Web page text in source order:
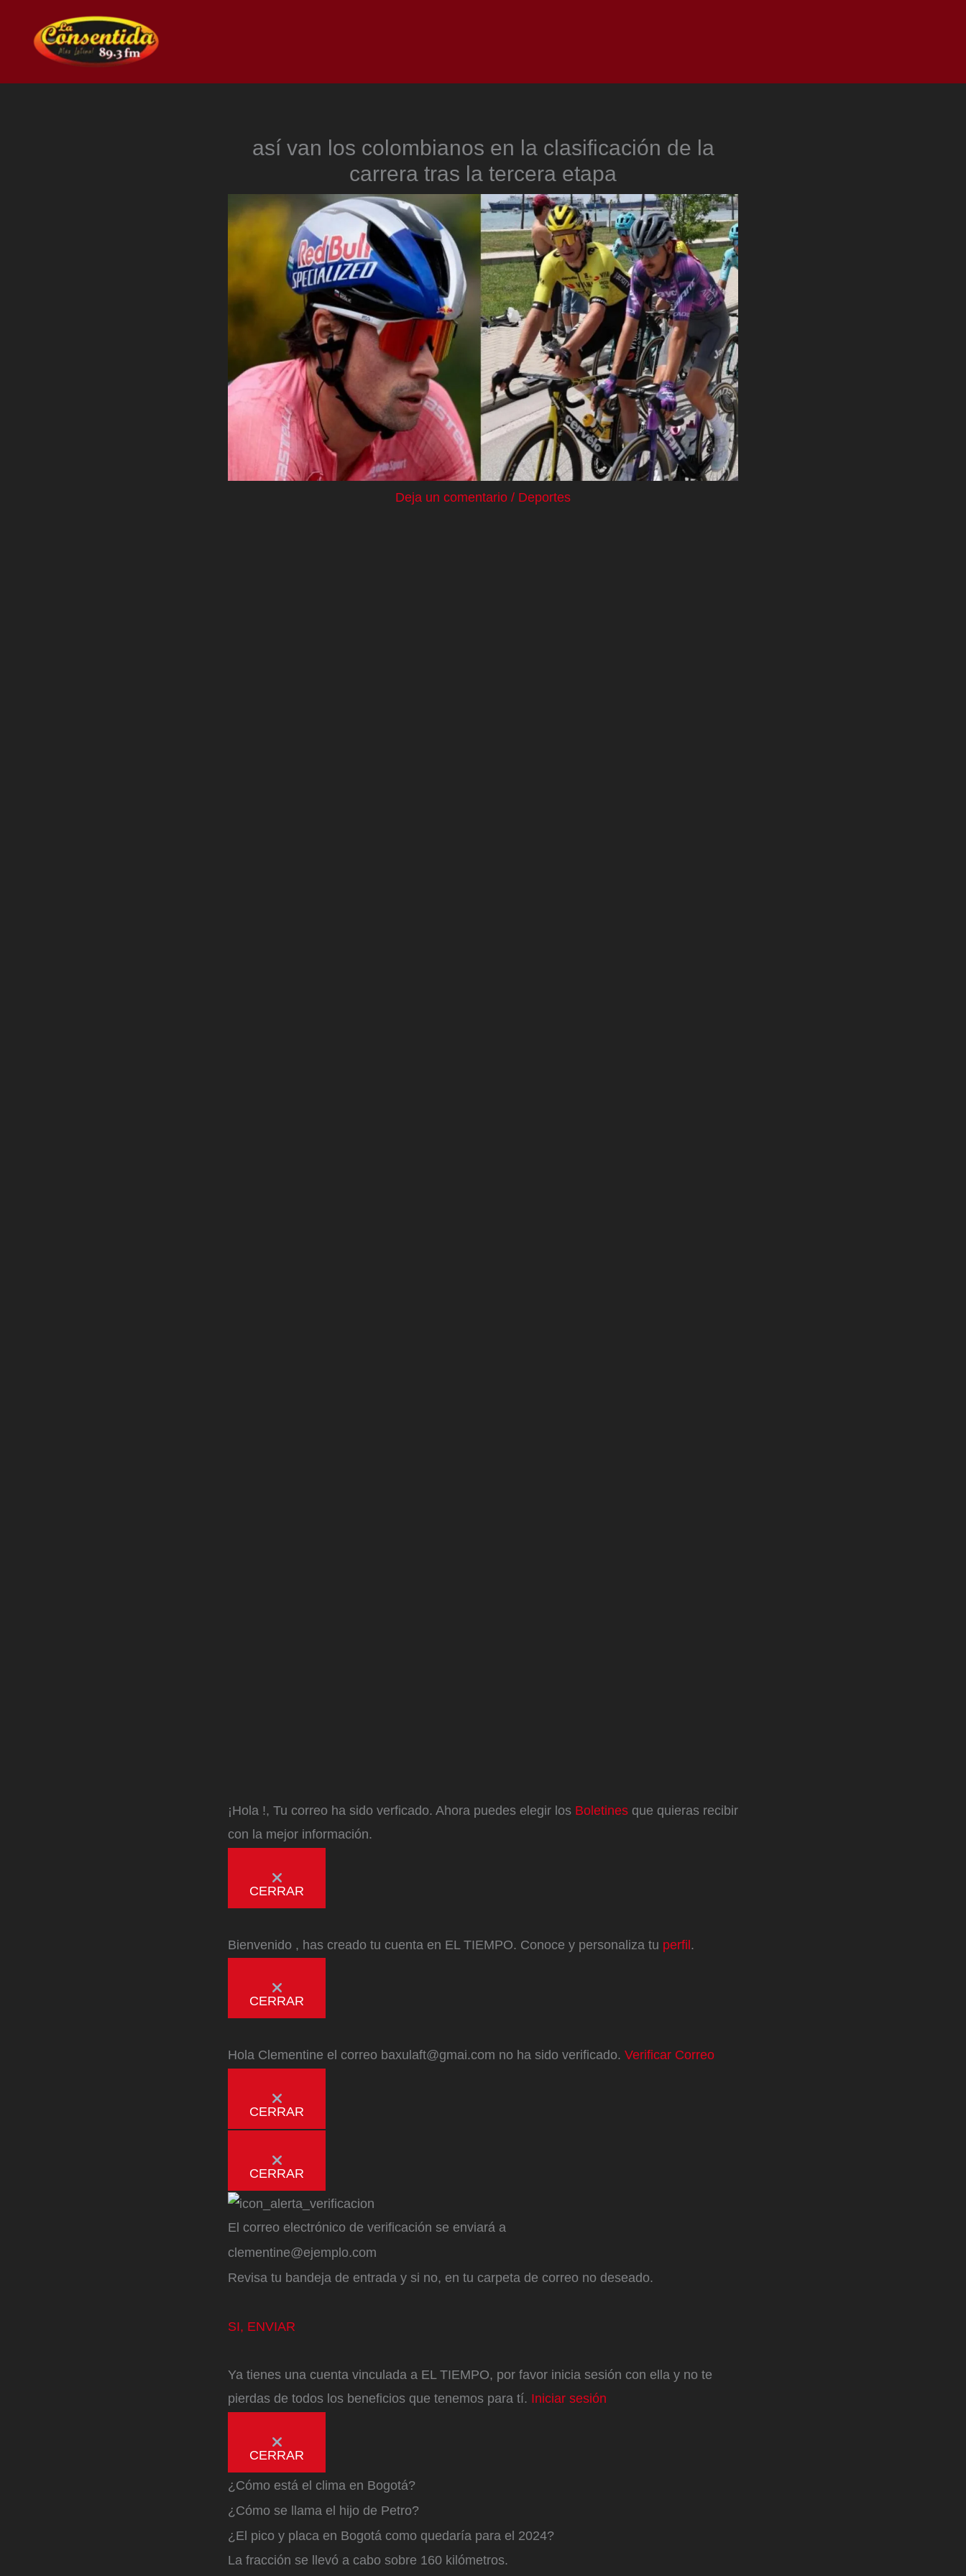
contenido
así van los colombianos en la clasificación de la
carrera tras la tercera etapa
Deja un comentario / Deportes
¡Hola !, Tu correo ha sido verficado. Ahora puedes elegir los Boletines que quieras recibir
con la mejor información.
CERRAR
Bienvenido , has creado tu cuenta en EL TIEMPO. Conoce y personaliza tu perfil.
CERRAR
Hola Clementine el correo baxulaft@gmai.com no ha sido verificado. Verificar Correo
CERRAR
CERRAR
El correo electrónico de verificación se enviará a
clementine@ejemplo.com
Revisa tu bandeja de entrada y si no, en tu carpeta de correo no deseado.
SI, ENVIAR
Ya tienes una cuenta vinculada a EL TIEMPO, por favor inicia sesión con ella y no te
pierdas de todos los beneficios que tenemos para tí. Iniciar sesión
CERRAR
¿Cómo está el clima en Bogotá?
¿Cómo se llama el hijo de Petro?
¿El pico y placa en Bogotá como quedaría para el 2024?
La fracción se llevó a cabo sobre 160 kilómetros.